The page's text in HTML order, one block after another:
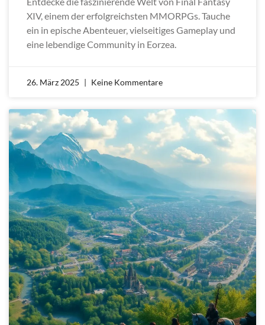
XIV, einem der erfolgreichsten MMORPGs. Tauche
ein in epische Abenteuer, vielseitiges Gameplay und
eine lebendige Community in Eorzea.
26. März 2025 Keine Kommentare